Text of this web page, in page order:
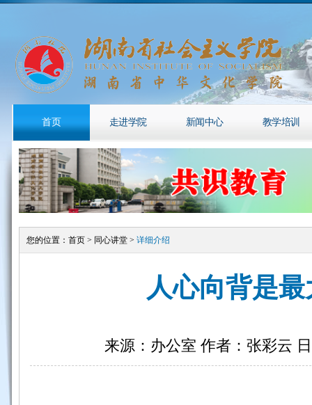
首页 走进学院 新闻中心 教学培训
您的位置： 首页> 同心讲堂> 详细介绍
人心向背是
来源：办公室 作者：张彩云